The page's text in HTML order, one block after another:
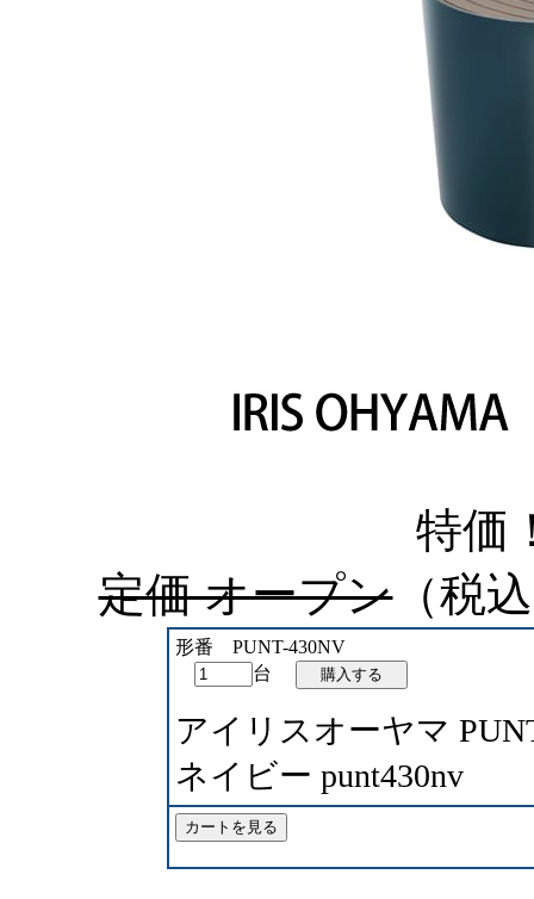
特価
定価 オープン（税
形番 PUNT-430NV
台
アイリスオーヤマ
ネイビー punt430nv